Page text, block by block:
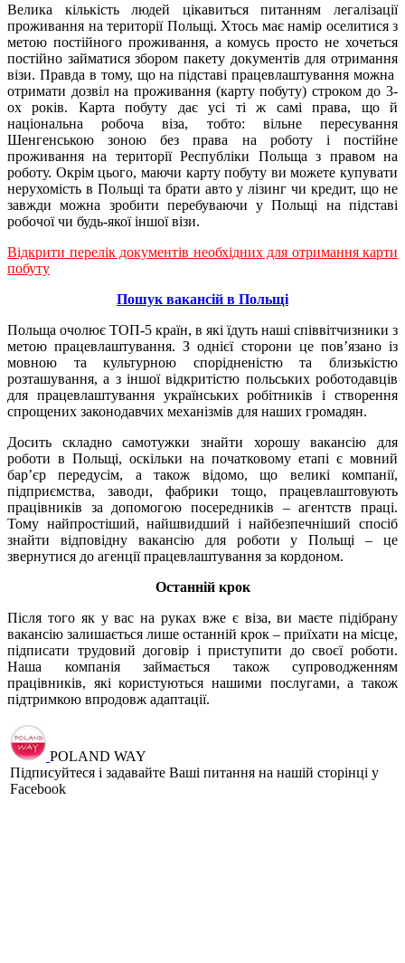
Велика кількість людей цікавиться питанням легалізації
проживання на території Польщі. Хтось має намір оселитися з
метою постійного проживання, а комусь просто не хочеться
постійно займатися збором пакету документів для отримання
візи. Правда в тому, що на підставі працевлаштування можна
отримати дозвіл на проживання (карту побуту) строком до 3-
ох років. Карта побуту дає усі ті ж самі права, що й
національна робоча віза, тобто: вільне пересування
Шенгенською зоною без права на роботу і постійне
проживання на території Республіки Польща з правом на
роботу. Окрім цього, маючи карту побуту ви можете купувати
нерухомість в Польщі та брати авто у лізинг чи кредит, що не
завжди можна зробити перебуваючи у Польщі на підставі
робочої чи будь-якої іншої візи.
Відкрити перелік документів необхідних для отримання карти
побуту
Пошук вакансій в Польщі
Польща очолює ТОП-5 країн, в які їдуть наші співвітчизники з
метою працевлаштування. З однієї сторони це пов’язано із
мовною та культурною спорідненістю та близькістю
розташування, а з іншої відкритістю польських роботодавців
для працевлаштування українських робітників і створення
спрощених законодавчих механізмів для наших громадян.
Досить складно самотужки знайти хорошу вакансію для
роботи в Польщі, оскільки на початковому етапі є мовний
бар’єр передусім, а також відомо, що великі компанії,
підприємства, заводи, фабрики тощо, працевлаштовують
працівників за допомогою посередників – агентств праці.
Тому найпростіший, найшвидший і найбезпечніший спосіб
знайти відповідну вакансію для роботи у Польщі – це
звернутися до агенції працевлаштування за кордоном.
Останній крок
Після того як у вас на руках вже є віза, ви маєте підібрану
вакансію залишається лише останній крок – приїхати на місце,
підписати трудовий договір і приступити до своєї роботи.
Наша компанія займається також супроводженням
працівників, які користуються нашими послугами, а також
підтримкою впродовж адаптації.
POLAND WAY
Підписуйтеся і задавайте Ваші питання на нашій сторінці у
Facebook